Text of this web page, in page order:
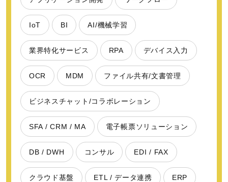
IoT BI AI/機械学習
業界特化サービス RPA デバイス入力
OCR MDM ファイル共有/文書管理
ビジネスチャット/コラボレーション
SFA / CRM / MA 電子帳票ソリューション
DB / DWH コンサル EDI / FAX
クラウド基盤 ETL / データ連携 ERP